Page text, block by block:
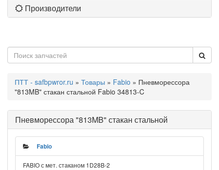
Производители
ПТТ - safbpwror.ru » Товары » Fabio » Пневморессора
"813MB" стакан стальной Fabio 34813-C
Пневморессора "813MB" стакан стальной
Fabio
FABIO с мет. стаканом 1D28B-2